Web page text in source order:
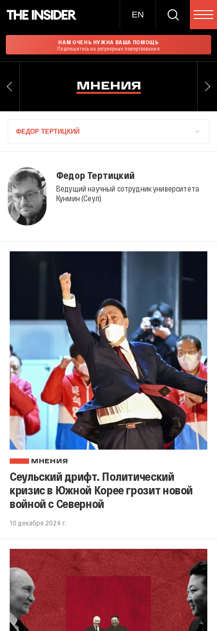
EN
НАМ ОЧЕНЬ НУЖНА ВАША ПОМОЩЬ
Подпишитесь на регулярные пожертвования
МНЕНИЯ
ФЕДОР ТЕРТИЦКИЙ
Федор Тертицкий
Ведущий научный сотрудник университета
Кунмин (Сеул)
МНЕНИЯ
Сеульский дрифт. Политический
кризис в Южной Корее грозит новой
войной с Северной
10 декабря 2024 г.